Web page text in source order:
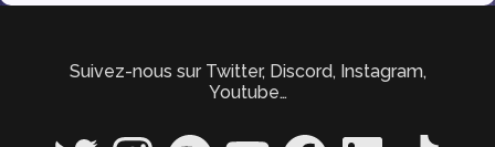
Suivez-nous sur Twitter, Discord, Instagram,
Youtube…
Twitter InstagramSpotify YouTube FacebookLinkedIn TikTok